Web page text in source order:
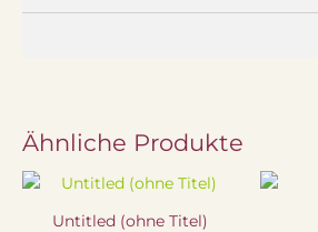
Ähnliche Produkte
Untitled (ohne Titel)